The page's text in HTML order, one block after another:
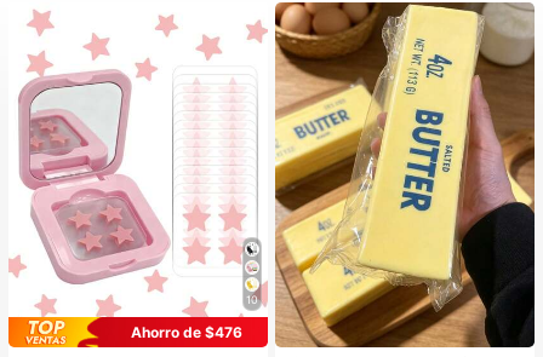
10
Ahorro de $476